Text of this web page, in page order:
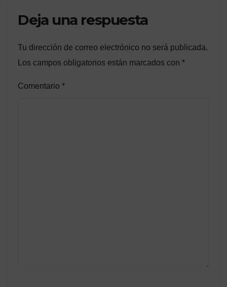
Deja una respuesta
Tu dirección de correo electrónico no será publicada.
Los campos obligatorios están marcados con *
Comentario *